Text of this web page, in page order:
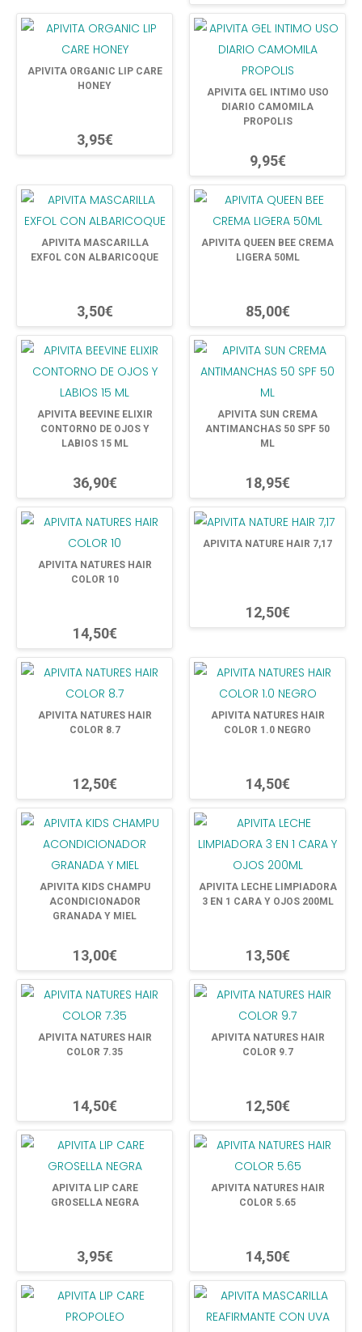
APIVITA ORGANIC LIP CARE
HONEY
3,95€
APIVITA GEL INTIMO USO
DIARIO CAMOMILA
PROPOLIS
9,95€
APIVITA MASCARILLA
EXFOL CON ALBARICOQUE
3,50€
APIVITA QUEEN BEE CREMA
LIGERA 50ML
85,00€
APIVITA BEEVINE ELIXIR
CONTORNO DE OJOS Y
LABIOS 15 ML
36,90€
APIVITA SUN CREMA
ANTIMANCHAS 50 SPF 50
ML
18,95€
APIVITA NATURES HAIR
COLOR 10
14,50€
APIVITA NATURE HAIR 7,17
12,50€
APIVITA NATURES HAIR
COLOR 8.7
12,50€
APIVITA NATURES HAIR
COLOR 1.0 NEGRO
14,50€
APIVITA KIDS CHAMPU
ACONDICIONADOR
GRANADA Y MIEL
13,00€
APIVITA LECHE LIMPIADORA
3 EN 1 CARA Y OJOS 200ML
13,50€
APIVITA NATURES HAIR
COLOR 7.35
14,50€
APIVITA NATURES HAIR
COLOR 9.7
12,50€
APIVITA LIP CARE
GROSELLA NEGRA
3,95€
APIVITA NATURES HAIR
COLOR 5.65
14,50€